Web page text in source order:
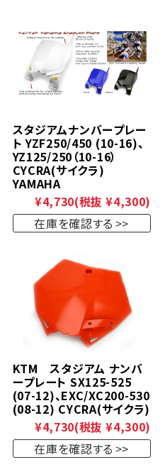
スタジアムナンバープレー
ト YZF250/450 (10-16)、
YZ125/250（10-16）
CYCRA(サイクラ)
YAMAHA
¥4,730(税抜 ¥4,300)
在庫を確認する
KTM スタジアム ナンバ
ープレート SX125-525
(07-12)、EXC/XC200-530
(08-12) CYCRA(サイクラ)
¥4,730(税抜 ¥4,300)
在庫を確認する